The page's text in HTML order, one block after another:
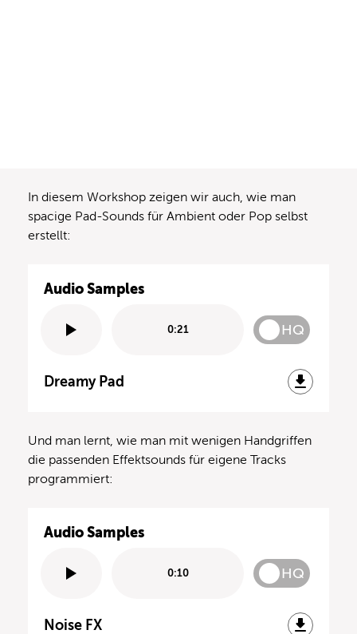
In diesem Workshop zeigen wir auch, wie man
spacige Pad-Sounds für Ambient oder Pop selbst
erstellt:
Audio Samples
0:21 HQ
Dreamy Pad
Und man lernt, wie man mit wenigen Handgriffen
die passenden Effektsounds für eigene Tracks
programmiert:
Audio Samples
0:10 HQ
Noise FX